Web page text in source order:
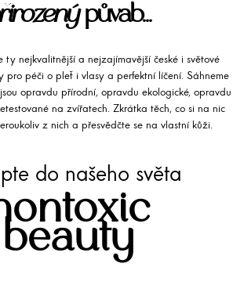
půvab...
ty nejkvalitnější a nejzajímavější české i světové
pro péči o pleť i vlasy a perfektní líčení. Sáhneme
opravdu přírodní, opravdu ekologické, opravdu
na zvířatech. Zkrátka těch, co si na nic
z nich a přesvědčte se na vlastní kůži.
do našeho světa
beauty